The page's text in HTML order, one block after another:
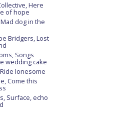
Here
of hope
dog in the
Bridgers, Lost
Songs
wedding cake
lonesome
Come this
Surface, echo